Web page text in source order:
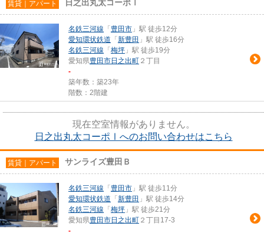
賃貸｜アパート 日之出丸太コーポⅠ
名鉄三河線 「 豊田市 」駅 徒歩12分
愛知環状鉄道 「 新豊田 」駅 徒歩16分
名鉄三河線 「 梅坪 」駅 徒歩19分
愛知県豊田市日之出町 ２丁目
-
築年数：築23年
階数：2階建
現在空室情報がありません。
日之出丸太コーポⅠへのお問い合わせはこちら
賃貸｜アパート サンライズ豊田Ｂ
名鉄三河線 「 豊田市 」駅 徒歩11分
愛知環状鉄道 「 新豊田 」駅 徒歩14分
名鉄三河線 「 梅坪 」駅 徒歩21分
愛知県豊田市日之出町 ２丁目17-3
-